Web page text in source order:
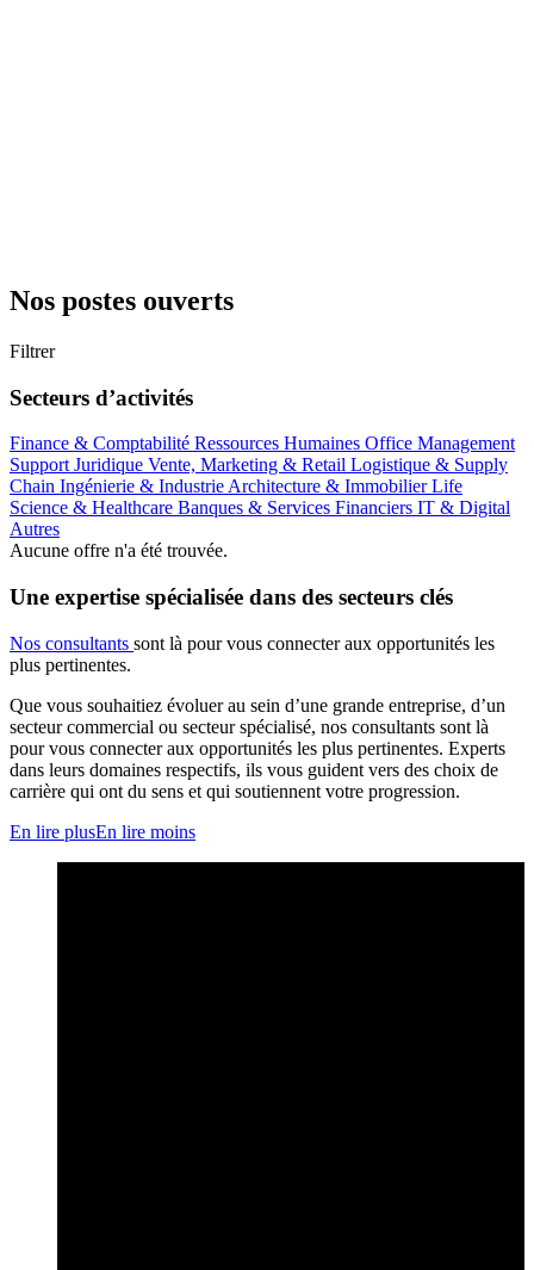
Nos postes ouverts
Filtrer
Secteurs d’activités
Finance & Comptabilité Ressources Humaines Office Management
SupportJuridique Vente, Marketing & Retail Logistique & Supply
Chain Ingénierie & IndustrieArchitecture & ImmobilierLife
Science & Healthcare Banques & Services Financiers IT & Digital
Autres
Aucune offre n'a été trouvée.
Une expertise spécialisée dans des secteurs clés
Nos consultants sont là pour vous connecter aux opportunités les
plus pertinentes.
Que vous souhaitiez évoluer au sein d’une grande entreprise, d’un
secteur commercial ou secteur spécialisé, nos consultants sont là
pour vous connecter aux opportunités les plus pertinentes. Experts
dans leurs domaines respectifs, ils vous guident vers des choix de
carrière qui ont du sens et qui soutiennent votre progression.
En lire plusEn lire moins